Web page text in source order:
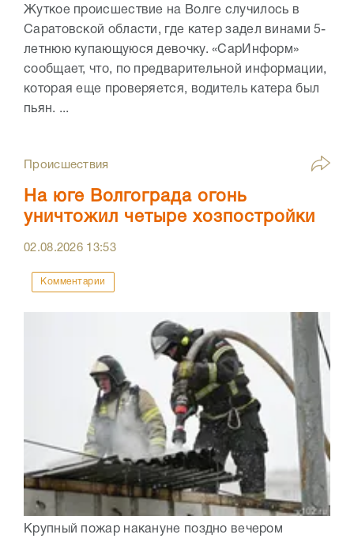
Жуткое происшествие на Волге случилось в
Саратовской области, где катер задел винами 5-
летнюю купающуюся девочку. «СарИнформ»
сообщает, что, по предварительной информации,
которая еще проверяется, водитель катера был
пьян. ...
Происшествия
На юге Волгограда огонь
уничтожил четыре хозпостройки
02.08.2026 13:53
Комментарии
Крупный пожар накануне поздно вечером